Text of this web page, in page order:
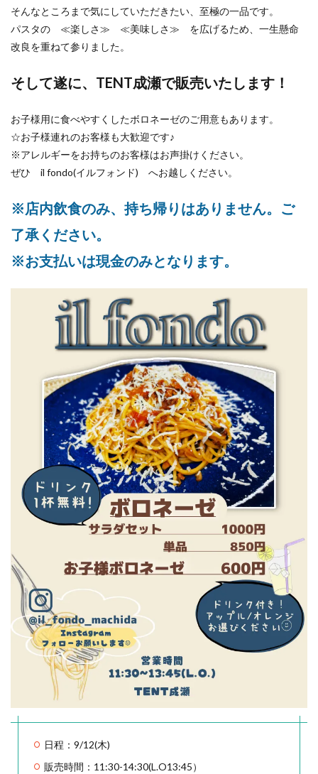
そんなところまで気にしていただきたい、至極の一品です。
パスタの ≪楽しさ≫ ≪美味しさ≫ を広げるため、一生懸命
改良を重ねて参りました。
そして遂に、TENT成瀬で販売いたします！
お子様用に食べやすくしたボロネーゼのご用意もあります。
☆お子様連れのお客様も大歓迎です♪
※アレルギーをお持ちのお客様はお声掛けください。
ぜひ il fondo(イルフォンド) へお越しください。
※店内飲食のみ、持ち帰りはありません。ご
了承ください。
※お支払いは現金のみとなります。
日程：9/12(木)
販売時間：11:30-14:30(L.O13:45）